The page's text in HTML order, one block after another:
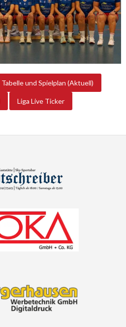
Tabelle und Spielplan (Aktuell)
Liga Live Ticker